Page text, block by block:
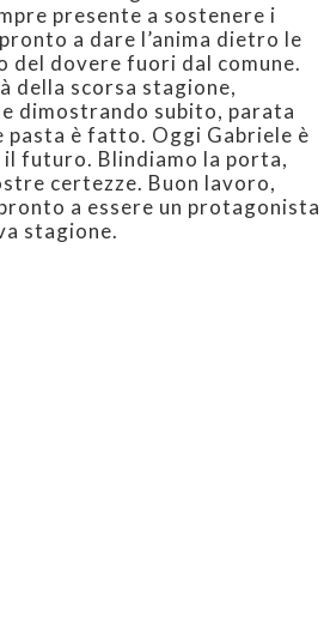
presente a sostenere i
a dare l’anima dietro le
del dovere fuori dal comune.
della scorsa stagione,
dimostrando subito, parata
pasta è fatto. Oggi Gabriele è
futuro. Blindiamo la porta,
certezze. Buon lavoro,
a essere un protagonista
stagione.